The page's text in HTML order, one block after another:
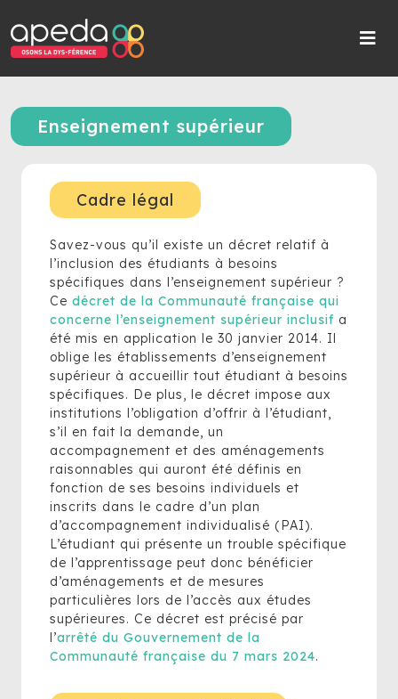
Enseignement supérieur
Cadre légal
Savez-vous qu’il existe un décret relatif à
l’inclusion des étudiants à besoins
spécifiques dans l’enseignement supérieur ?
Ce décret de la Communauté française qui
concerne l’enseignement supérieur inclusif a
été mis en application le 30 janvier 2014. Il
oblige les établissements d’enseignement
supérieur à accueillir tout étudiant à besoins
spécifiques. De plus, le décret impose aux
institutions l’obligation d’offrir à l’étudiant,
s’il en fait la demande, un
accompagnement et des aménagements
raisonnables qui auront été définis en
fonction de ses besoins individuels et
inscrits dans le cadre d’un plan
d’accompagnement individualisé (PAI).
L’étudiant qui présente un trouble spécifique
de l’apprentissage peut donc bénéficier
d’aménagements et de mesures
particulières lors de l’accès aux études
supérieures. Ce décret est précisé par
l’arrêté du Gouvernement de la
Communauté française du 7 mars 2024.